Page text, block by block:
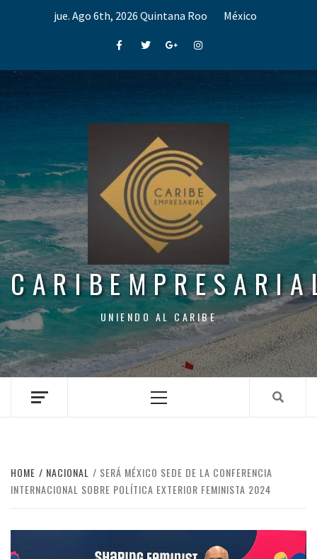
jue. Ago 6th, 2026 Quintana Roo México
FacebookTwitterGoogle+Instagram
UNIENDO AL CARIBE
Menu
HOME NACIONAL
SERÁ MÉXICO SEDE DE LA CONFERENCIA
INTERNACIONAL SOBRE POLÍTICA EXTERIOR FEMINISTA 2024